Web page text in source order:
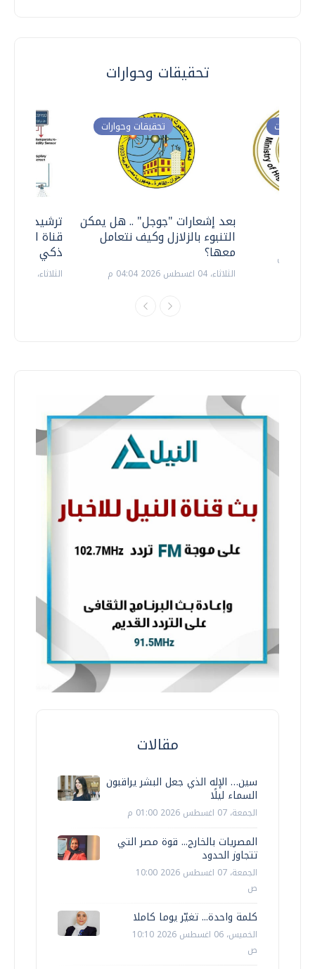
تحقيقات وحوارات
ترشيدا
قناة
ذكي
الثلاثاء، 14 يوليو 2026 06:11 م
تحقيقات وحوارات
بعد إشعارات "جوجل" .. هل يمكن
التنبوء بالزلازل وكيف نتعامل
معها؟
الثلاثاء، 04 اغسطس 2026 04:04 م
وحوارات
مقالات
سين… الإله الذي جعل البشر يراقبون
السماء ليلًا
الجمعة، 07 اغسطس 2026 01:00 م
المصريات بالخارج... قوة مصر التي
تتجاوز الحدود
الجمعة، 07 اغسطس 2026 10:00
ص
كلمة واحدة... تغيّر يوما كاملا
الخميس، 06 اغسطس 2026 10:10
ص